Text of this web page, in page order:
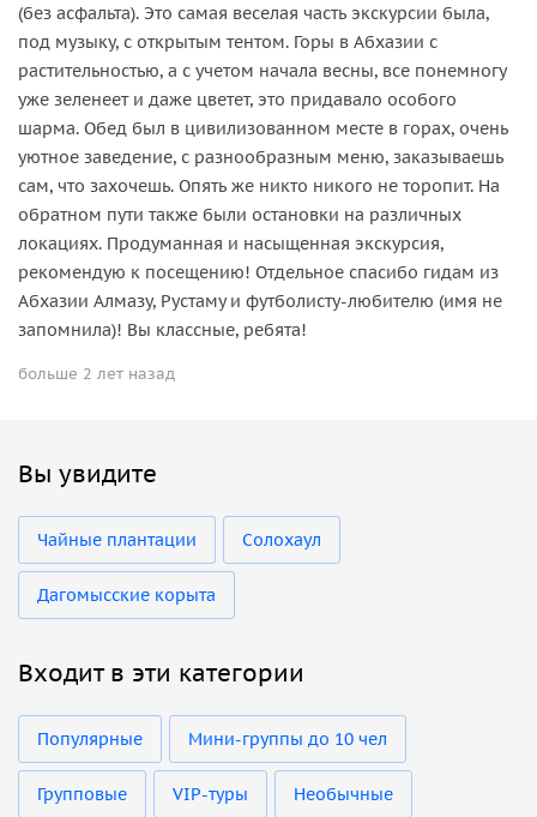
(без асфальта). Это самая веселая часть экскурсии была,
под музыку, с открытым тентом. Горы в Абхазии с
растительностью, а с учетом начала весны, все понемногу
уже зеленеет и даже цветет, это придавало особого
шарма. Обед был в цивилизованном месте в горах, очень
уютное заведение, с разнообразным меню, заказываешь
сам, что захочешь. Опять же никто никого не торопит. На
обратном пути также были остановки на различных
локациях. Продуманная и насыщенная экскурсия,
рекомендую к посещению! Отдельное спасибо гидам из
Абхазии Алмазу, Рустаму и футболисту-любителю (имя не
запомнила)! Вы классные, ребята!
больше 2 лет назад
Вы увидите
Чайные плантации Солохаул
Дагомысские корыта
Входит в эти категории
Популярные Мини-группы до 10 чел
Групповые VIP-туры Необычные